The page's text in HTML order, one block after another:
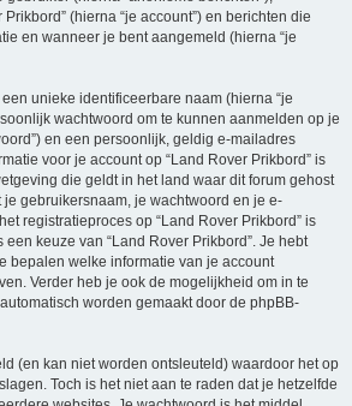
(hierna “je account”) en berichten die
en wanneer je bent aangemeld (hierna “je
unieke identificeerbare naam (hierna “je
wachtwoord om te kunnen aanmelden op je
en een persoonlijk, geldig e-mailadres
voor je account op “Land Rover Prikbord” is
die geldt in het land waar dit forum gehost
je gebruikersnaam, je wachtwoord en je e-
registratieproces op “Land Rover Prikbord” is
keuze van “Land Rover Prikbord”. Je hebt
bepalen welke informatie van je account
Verder heb je ook de mogelijkheid om in te
worden gemaakt door de phpBB-
(en kan niet worden ontsleuteld) waardoor het op
Toch is het niet aan te raden dat je hetzelfde